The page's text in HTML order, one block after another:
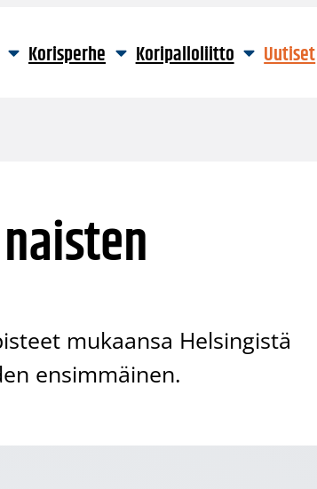
Korisperhe Koripalloliitto Uutiset
mukaansa Helsingistä
ensimmäinen.